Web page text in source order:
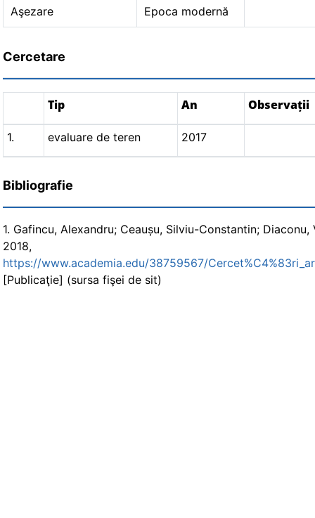
Aşezare Epoca modernă
Cercetare
Tip An Observații
1. evaluare de teren 2017
Bibliografie
1. Gafincu, Alexandru; Ceaușu, Silviu-Constantin;
https://www.academia.edu/38759567/
[Publicaţie] (sursa fişei de sit)